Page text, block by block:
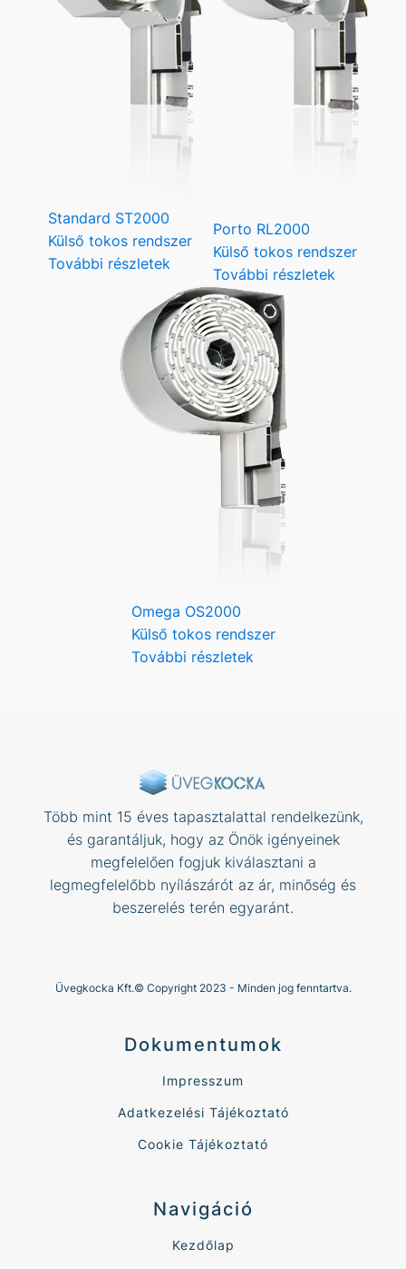
Standard ST2000
Külső tokos rendszer
További részletek
Porto RL2000
Külső tokos rendszer
További részletek
Omega OS2000
Külső tokos rendszer
További részletek
Több mint 15 éves tapasztalattal rendelkezünk,
és garantáljuk, hogy az Önök igényeinek
megfelelően fogjuk kiválasztani a
legmegfelelőbb nyílászárót az ár, minőség és
beszerelés terén egyaránt.
Üvegkocka Kft.© Copyright 2023 - Minden jog fenntartva.
Dokumentumok
Impresszum
Adatkezelési Tájékoztató
Cookie Tájékoztató
Navigáció
Kezdőlap